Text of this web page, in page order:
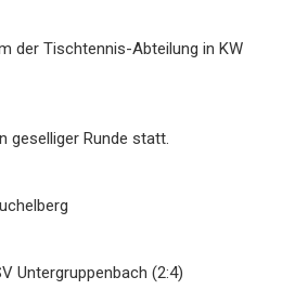
der Tischtennis-Abteilung in KW
geselliger Runde statt.
Untergruppenbach (2:4)